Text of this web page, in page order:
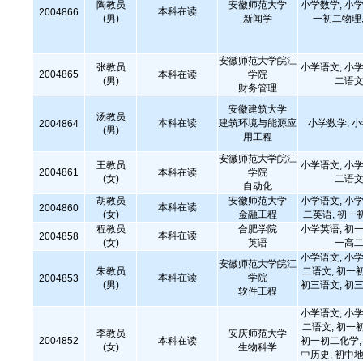
2004866
陶教员
(男)
本科在读
安徽师范大学
新闻学
小学数学, 小
一初二物
2004865
张教员
(男)
本科在读
安徽师范大学皖江
学院
财务管理
小学语文, 小
二语
2004864
汤教员
(男)
本科在读
安徽建筑大学
建筑环境与能源应
用工程
小学数学,
2004861
王教员
(女)
本科在读
安徽师范大学皖江
学院
自动化
小学语文, 小
二语
2004860
胡教员
(女)
本科在读
安徽师范大学
金融工程
小学语文, 小
二英语, 初一
2004858
程教员
(女)
本科在读
合肥学院
英语
小学英语, 初
一高
2004853
朱教员
(男)
本科在读
安徽师范大学皖江
学院
软件工程
小学语文, 小
二语文, 初一
初三语文, 初
2004852
李教员
(女)
本科在读
安庆师范大学
生物科学
小学语文, 小
二语文, 初一
初一初二化学
中历史, 初中